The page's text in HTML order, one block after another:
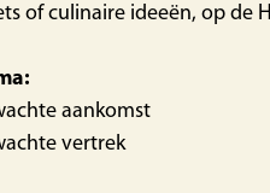
of culinaire ideeën, op de
aankomst
vertrek